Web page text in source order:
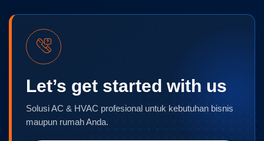
Let’s get started with us
Solusi AC & HVAC profesional untuk kebutuhan bisnis
maupun rumah Anda.